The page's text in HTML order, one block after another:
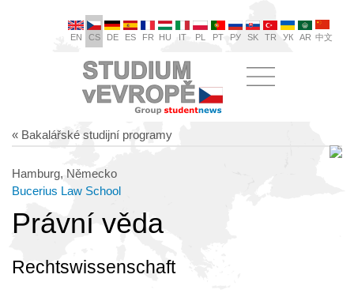
EN CS DE ES FR HU IT PL PT РУ SK TR УК AR 中文
« Bakalářské studijní programy
Hamburg, Německo
Bucerius Law School
Právní věda
Rechtswissenschaft